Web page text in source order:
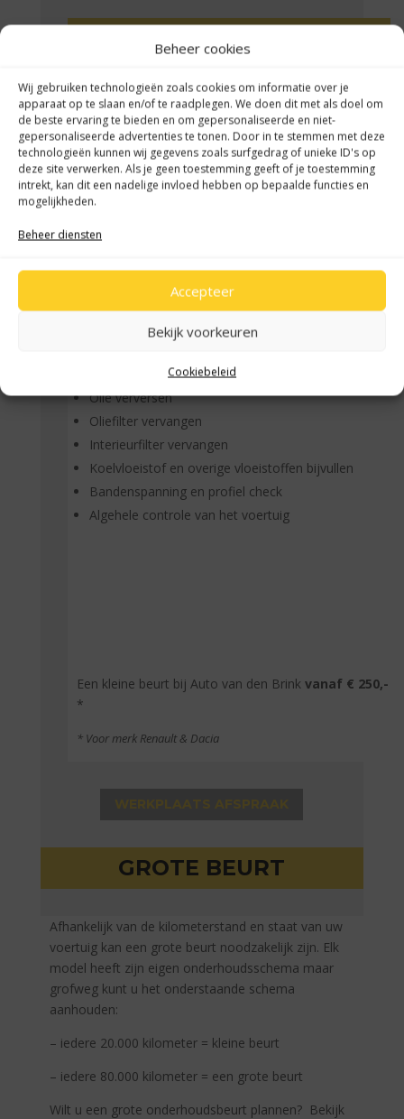
Beheer cookies
Wij gebruiken technologieën zoals cookies om informatie over je
apparaat op te slaan en/of te raadplegen. We doen dit met als doel om
de beste ervaring te bieden en om gepersonaliseerde en niet-
gepersonaliseerde advertenties te tonen. Door in te stemmen met deze
technologieën kunnen wij gegevens zoals surfgedrag of unieke ID's op
deze site verwerken. Als je geen toestemming geeft of je toestemming
intrekt, kan dit een nadelige invloed hebben op bepaalde functies en
mogelijkheden.
Beheer diensten
Accepteer
Bekijk voorkeuren
Cookiebeleid
KLEINE BEURT
Bij Auto van den Brink kunt u gemakkelijk een
servicebeurt plannen. We bekijken altijd welk
onderhoud nodig is en informeren vooraf over de te
verwachte kosten.
Wilt u een kleine onderhoudsbeurt plannen? Bekijk
op afspraak maken onderaan dit tekstblok,
servicebeurt.
Een kleine beurt plant u elk jaar of na iedere 20.000
Een kleine beurt bestaat uit:
Olie verversen
Oliefilter vervangen
Interieurfilter vervangen
Koelvloeistof en overige vloeistoffen bijvullen
Bandenspanning en profiel check
Algehele controle van het voertuig
Een kleine beurt bij Auto van den Brink vanaf € 250,-
*
* Voor merk Renault & Dacia
GROTE BEURT
Afhankelijk van de kilometerstand en staat van uw
voertuig kan een grote beurt noodzakelijk zijn. Elk
model heeft zijn eigen onderhoudsschema maar
grofweg kunt u het onderstaande schema
aanhouden:
– iedere 20.000 kilometer = kleine beurt
– iedere 80.000 kilometer = een grote beurt
Wilt u een grote onderhoudsbeurt plannen? Bekijk